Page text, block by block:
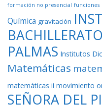
formación no presencial funciones
Química gravitación
PALMAS Institutos
Matemáticas
matemáticas ii movimiento
SEÑORA DEL